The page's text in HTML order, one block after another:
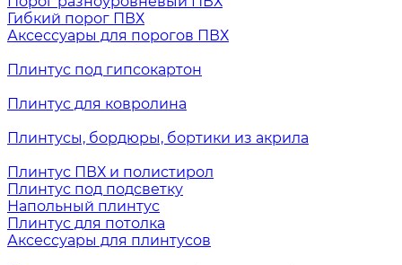
Гибкий порог ПВХ
Аксессуары для порогов ПВХ
Плинтус под гипсокартон
Плинтус для ковролина
Плинтусы, бордюры, бортики из акрила
Плинтус ПВХ и полистирол
Плинтус под подсветку
Напольный плинтус
Плинтус для потолка
Аксессуары для плинтусов